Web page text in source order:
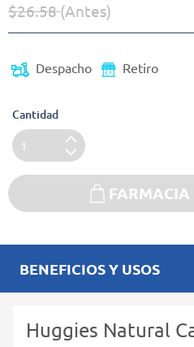
Precio reducido de
$26.58(Antes)
Despacho Retiro
Cantidad
FARMACIA
BENEFICIOS Y USOS
Huggies Natural